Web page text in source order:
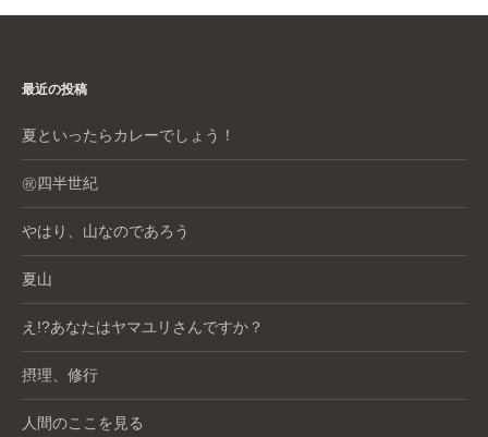
最近の投稿
夏といったらカレーでしょう！
㊗️四半世紀
やはり、山なのであろう
夏山
え!?あなたはヤマユリさんですか？
摂理、修行
人間のここを見る